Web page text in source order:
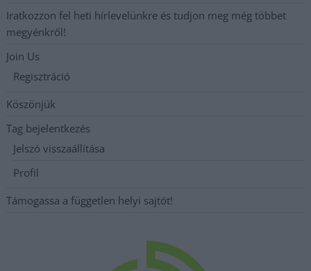
Iratkozzon fel heti hírlevelünkre és tudjon meg még többet
megyénkről!
Join Us
Regisztráció
Köszönjük
Tag bejelentkezés
Jelszó visszaállítása
Profil
Támogassa a független helyi sajtót!